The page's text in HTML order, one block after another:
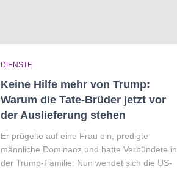
DIENSTE
Keine Hilfe mehr von Trump:
Warum die Tate-Brüder jetzt vor
der Auslieferung stehen
Er prügelte auf eine Frau ein, predigte
männliche Dominanz und hatte Verbündete in
der Trump-Familie: Nun wendet sich die US-